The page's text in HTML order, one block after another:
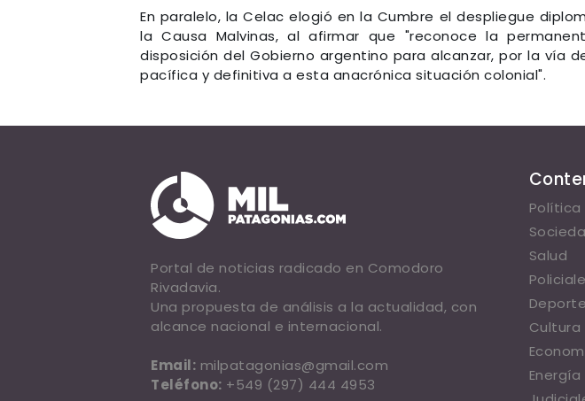
En paralelo, la Celac elogió en la Cumbre el despliegue
la Causa Malvinas, al afirmar que "reconoce la
disposición del Gobierno argentino para alcanzar, por la vía
pacífica y definitiva a esta anacrónica situación colonial".
Portal de noticias radicado en Comodoro
Rivadavia.
Una propuesta de análisis a la actualidad, con
alcance nacional e internacional.
Email: milpatagonias@gmail.com
Teléfono: +549 (297) 444 4953
Política
Salud
Energía